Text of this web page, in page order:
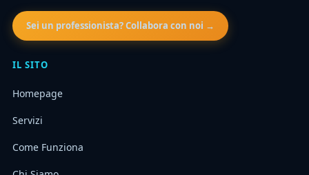
Sei un professionista? Collabora con noi →
IL SITO
Homepage
Servizi
Come Funziona